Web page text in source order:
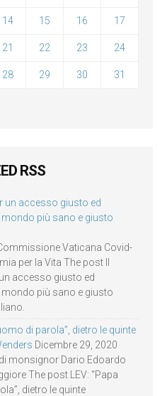
14 15 16 17
21 22 23 24
28 29 30 31
RSS
un accesso giusto ed
mondo più sano e giusto
Vaticana Covid-
per la Vita The post Il
accesso giusto ed
mondo più sano e giusto
di parola”, dietro le quinte
Dicembre 29, 2020
monsignor Dario Edoardo
The post LEV: “Papa
dietro le quinte